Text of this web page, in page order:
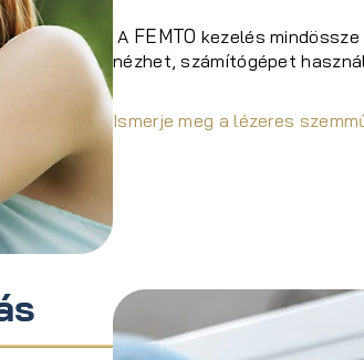
A FEMTO kezelés
nézhet, számítógépet
Ismerje meg a lézeres